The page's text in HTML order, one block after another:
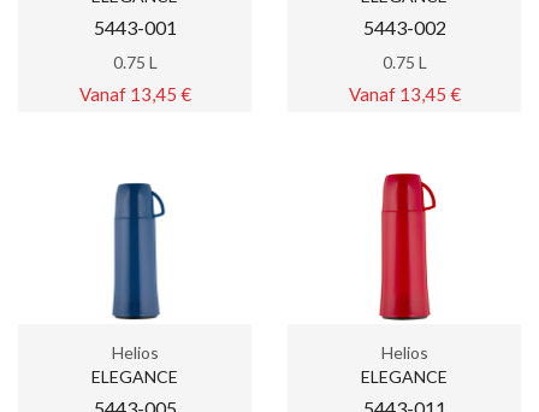
5443-001
0.75 L
Vanaf 13,45 €
5443-002
0.75 L
Vanaf 13,45 €
Helios
ELEGANCE
Helios
ELEGANCE